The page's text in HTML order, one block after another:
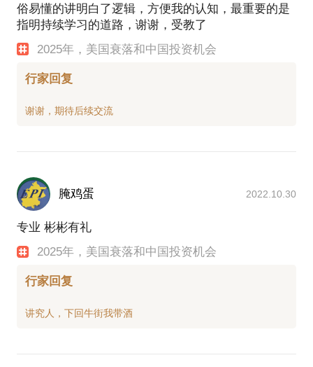
俗易懂的讲明白了逻辑，方便我的认知，最重要的是
指明持续学习的道路，谢谢，受教了
2025年，美国衰落和中国投资机会
行家回复
腌鸡蛋 2022.10.30
专业 彬彬有礼
2025年，美国衰落和中国投资机会
行家回复